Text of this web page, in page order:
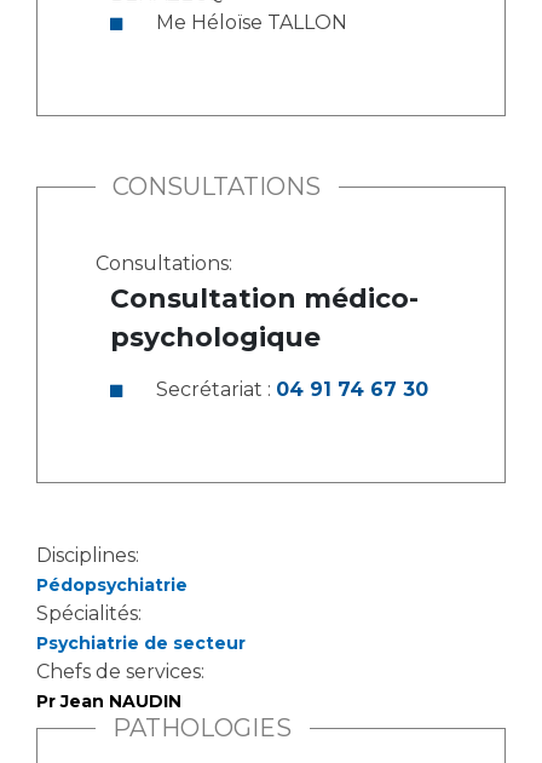
Me Héloïse TALLON
CONSULTATIONS
Consultations:
Consultation médico-
psychologique
Secrétariat : 04 91 74 67 30
Disciplines:
Pédopsychiatrie
Spécialités:
Psychiatrie de secteur
Chefs de services:
Pr Jean NAUDIN
PATHOLOGIES